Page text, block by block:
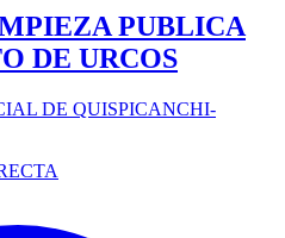
PUBLICA
DE URCOS
DE QUISPICANCHI-